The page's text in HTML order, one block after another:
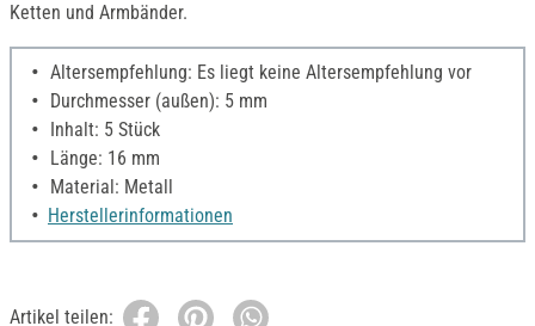
Ketten und Armbänder.
Altersempfehlung: Es liegt keine Altersempfehlung vor
Durchmesser (außen): 5 mm
Inhalt: 5 Stück
Länge: 16 mm
Material: Metall
Herstellerinformationen
Artikel teilen: